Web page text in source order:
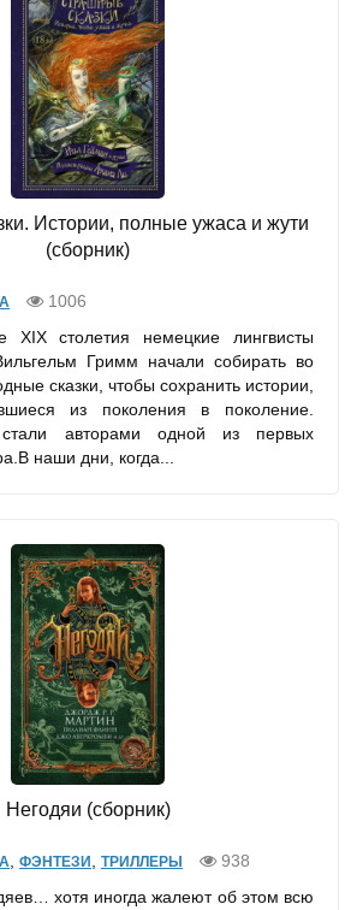
Истории, полные ужаса и жути
(сборник)
1006
столетия немецкие лингвисты
Гримм начали собирать во
сказки, чтобы сохранить истории,
из поколения в поколение.
авторами одной из первых
наши дни, когда...
Негодяи (сборник)
ФЭНТЕЗИ ТРИЛЛЕРЫ
938
хотя иногда жалеют об этом всю